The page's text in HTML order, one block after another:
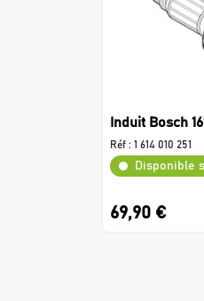
Induit Bosch
Réf : 1 614 010 251
Disponible
69,90 €